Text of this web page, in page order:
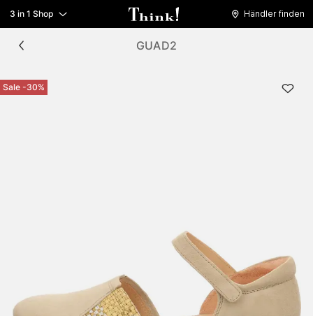
3 in 1 Shop Händler finden
GUAD2
Sale -30%